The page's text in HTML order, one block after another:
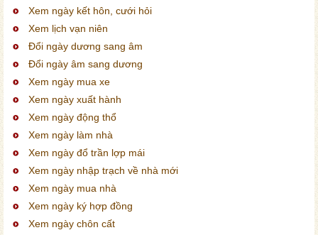
Xem ngày kết hôn, cưới hỏi
Xem lịch vạn niên
Đổi ngày dương sang âm
Đổi ngày âm sang dương
Xem ngày mua xe
Xem ngày xuất hành
Xem ngày động thổ
Xem ngày làm nhà
Xem ngày đổ trần lợp mái
Xem ngày nhập trạch về nhà mới
Xem ngày mua nhà
Xem ngày ký hợp đồng
Xem ngày chôn cất